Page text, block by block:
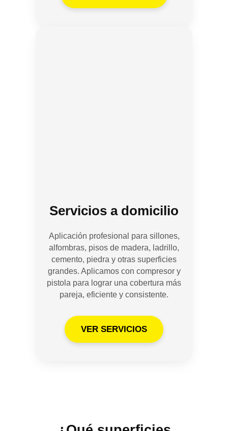
Servicios a domicilio
Aplicación profesional para sillones,
alfombras, pisos de madera, ladrillo,
cemento, piedra y otras superficies
grandes. Aplicamos con compresor y
pistola para lograr una cobertura más
pareja, eficiente y consistente.
VER SERVICIOS